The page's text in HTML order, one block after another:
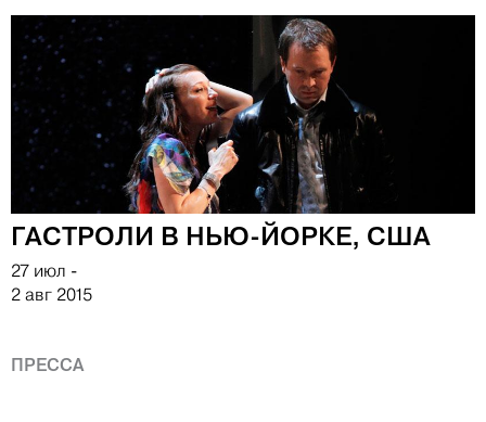
ГАСТРОЛИ В НЬЮ-ЙОРКЕ, США
27 июл -
2 авг 2015
ПРЕССА